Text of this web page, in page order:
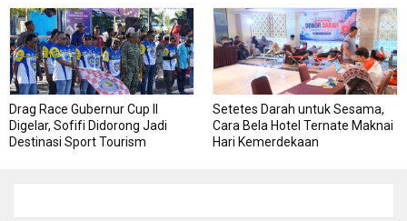
Drag Race Gubernur Cup II
Digelar, Sofifi Didorong Jadi
Destinasi Sport Tourism
Setetes Darah untuk Sesama,
Cara Bela Hotel Ternate Maknai
Hari Kemerdekaan